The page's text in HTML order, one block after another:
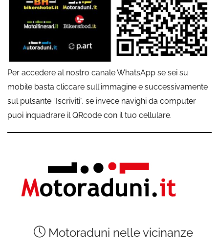
Per accedere al nostro canale WhatsApp se sei su
mobile basta cliccare sull'immagine e successivamente
sul pulsante “Iscriviti”, se invece navighi da computer
puoi inquadrare il QRcode con il tuo cellulare.
Motoraduni nelle vicinanze